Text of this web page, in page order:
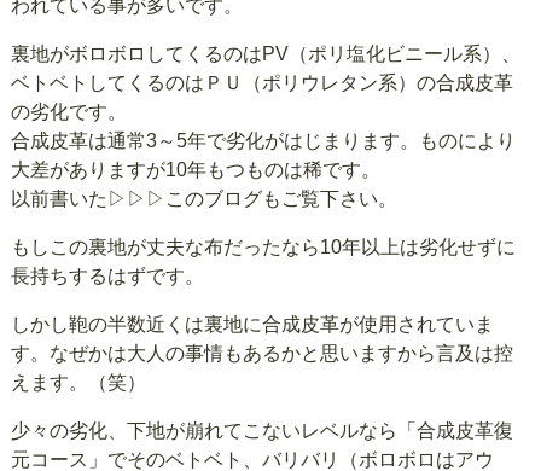
われている事が多いです。
裏地がボロボロしてくるのはPV（ポリ塩化ビニール系）、
ベトベトしてくるのはＰＵ（ポリウレタン系）の合成皮革
の劣化です。
合成皮革は通常3～5年で劣化がはじまります。ものにより
大差がありますが10年もつものは稀です。
以前書いた ▷▷▷このブログもご覧下さい。
もしこの裏地が丈夫な布だったなら10年以上は劣化せずに
長持ちするはずです。
しかし鞄の半数近くは裏地に合成皮革が使用されていま
す。なぜかは大人の事情もあるかと思いますから言及は控
えます。（笑）
少々の劣化、下地が崩れてこないレベルなら「合成皮革復
元コース」でそのベトベト、バリバリ（ボロボロはアウ